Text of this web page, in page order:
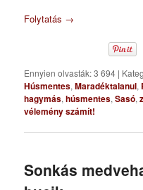
Folytatás →
Ennyien olvasták: 3 694 |
Húsmentes,Maradéktalanul,
hagymás,húsmentes,Sasó,
vélemény számít!
Sonkás